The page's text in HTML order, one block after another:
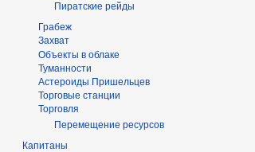
Пиратские рейды
Грабеж
Захват
Объекты в облаке
Туманности
Астероиды Пришельцев
Торговые станции
Торговля
Перемещение ресурсов
Капитаны